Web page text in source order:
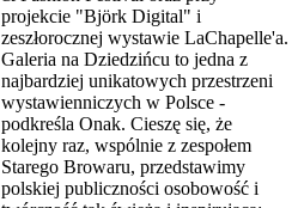
projekcie "Björk Digital" i
zeszłorocznej wystawie LaChapelle'a.
Galeria na Dziedzińcu to jedna z
najbardziej unikatowych przestrzeni
wystawienniczych w Polsce -
podkreśla Onak. Cieszę się, że
kolejny raz, wspólnie z zespołem
Starego Browaru, przedstawimy
polskiej publiczności osobowość i